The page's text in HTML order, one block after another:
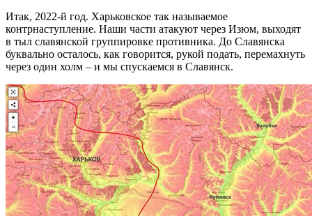
Итак, 2022-й год. Харьковское так называемое
контрнаступление. Наши части атакуют через Изюм, выходят
в тыл славянской группировке противника. До Славянска
буквально осталось, как говорится, рукой подать, перемахнуть
через один холм – и мы спускаемся в Славянск.